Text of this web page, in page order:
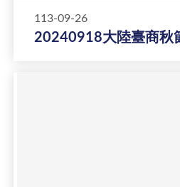
113-09-26
20240918大陸臺商秋